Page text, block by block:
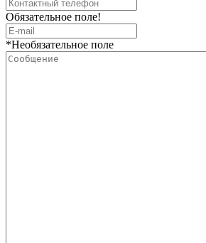
Обязательное поле!
*Необязательное поле